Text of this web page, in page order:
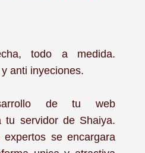
todo a medida.
anti inyeciones.
de tu web
tu servidor de Shaiya.
se encargara